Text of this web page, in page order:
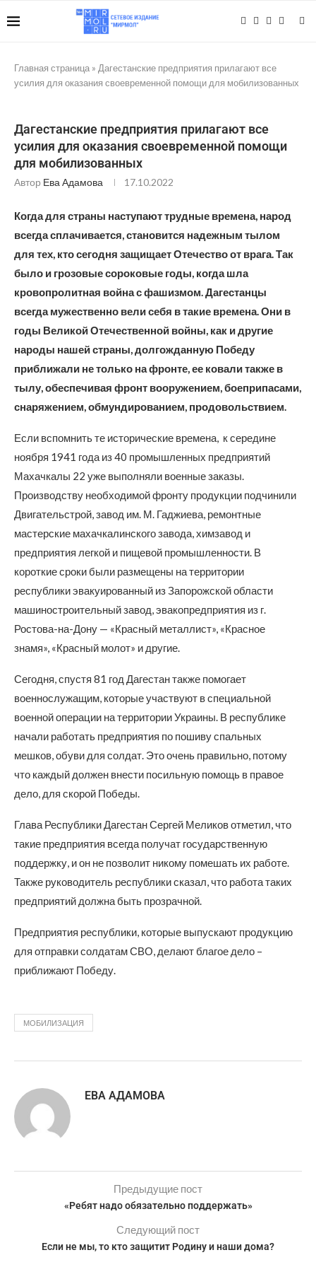
Главная страница » Дагестанские предприятия прилагают все
усилия для оказания своевременной помощи для мобилизованных
Дагестанские предприятия прилагают все
усилия для оказания своевременной помощи
для мобилизованных
Автор Ева Адамова 17.10.2022
Когда для страны наступают трудные времена, народ
всегда сплачивается, становится надежным тылом
для тех, кто сегодня защищает Отечество от врага. Так
было и грозовые сороковые годы, когда шла
кровопролитная война с фашизмом. Дагестанцы
всегда мужественно вели себя в такие времена. Они в
годы Великой Отечественной войны, как и другие
народы нашей страны, долгожданную Победу
приближали не только на фронте, ее ковали также в
тылу, обеспечивая фронт вооружением, боеприпасами,
снаряжением, обмундированием, продовольствием.
Если вспомнить те исторические времена, к середине
ноября 1941 года из 40 промышленных предприятий
Махачкалы 22 уже выполняли военные заказы.
Производству необходимой фронту продукции подчинили
Двигательстрой, завод им. М. Гаджиева, ремонтные
мастерские махачкалинского завода, химзавод и
предприятия легкой и пищевой промышленности. В
короткие сроки были размещены на территории
республики эвакуированный из Запорожской области
машиностроительный завод, эвакопредприятия из г.
Ростова-на-Дону — «Красный металлист», «Красное
знамя», «Красный молот» и другие.
Сегодня, спустя 81 год Дагестан также помогает
военнослужащим, которые участвуют в специальной
военной операции на территории Украины. В республике
начали работать предприятия по пошиву спальных
мешков, обуви для солдат. Это очень правильно, потому
что каждый должен внести посильную помощь в правое
дело, для скорой Победы.
Глава Республики Дагестан Сергей Меликов отметил, что
такие предприятия всегда получат государственную
поддержку, и он не позволит никому помешать их работе.
Также руководитель республики сказал, что работа таких
предприятий должна быть прозрачной.
Предприятия республики, которые выпускают продукцию
для отправки солдатам СВО, делают благое дело –
приближают Победу.
МОБИЛИЗАЦИЯ
ЕВА АДАМОВА
Предыдущие пост
«Ребят надо обязательно поддержать»
Следующий пост
Если не мы, то кто защитит Родину и наши дома?